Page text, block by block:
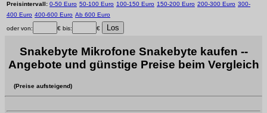
Preisintervall: 0-50 Euro 50-100 Euro 100-150 Euro 150-200 Euro 200-300 Euro 300-
400 Euro 400-600 Euro Ab 600 Euro
oder von: € bis: €
Snakebyte Mikrofone Snakebyte kaufen --
Angebote und günstige Preise beim Vergleich
(Preise aufsteigend)